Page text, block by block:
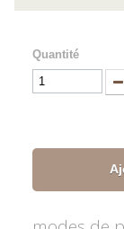
Quantité